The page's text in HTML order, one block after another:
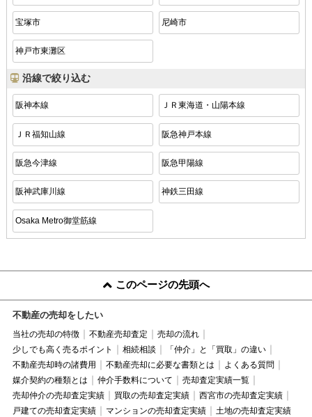
宝塚市 尼崎市
神戸市東灘区
沿線で絞り込む
阪神本線 ＪＲ東海道・山陽本線
ＪＲ福知山線 阪急神戸本線
阪急今津線 阪急甲陽線
阪神武庫川線 神鉄三田線
Osaka Metro御堂筋線
このページの先頭へ
不動産の売却をしたい
当社の売却の特徴 不動産売却査定
売却の流れ
少しでも高く売るポイント
相続相談
「仲介」と「買取」の違い
不動産売却時の諸費用
不動産売却に必要な書類とは
よくある質問
媒介契約の種類とは
仲介手数料について
売却査定実績一覧
売却仲介の売却査定実績
買取の売却査定実績
西宮市の売却査定実績
戸建ての売却査定実績
マンションの売却査定実績 土地の売却査定実績